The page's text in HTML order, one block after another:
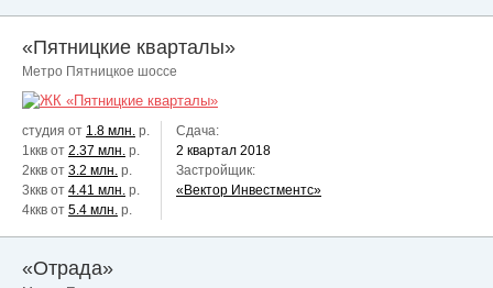
«Пятницкие кварталы»
Метро Пятницкое шоссе
студия от 1.8 млн. р.
1ккв от 2.37 млн. р.
2ккв от 3.2 млн. р.
3ккв от 4.41 млн. р.
4ккв от 5.4 млн. р.
Сдача:
2 квартал 2018
Застройщик:
«Вектор Инвестментс»
«Отрада»